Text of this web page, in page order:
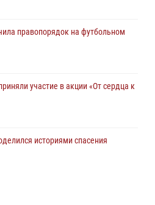
правопорядок на футбольном
участие в акции «От сердца к
историями спасения
округом Росгвардии совершил